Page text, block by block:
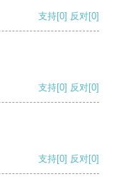
支持[0] 反对[0]
支持[0] 反对[0]
支持[0] 反对[0]